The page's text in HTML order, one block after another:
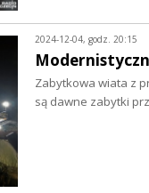
2024-12-04, godz. 20:15
Zabytkowa wiata z
są dawne zabytki